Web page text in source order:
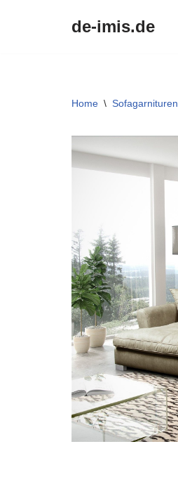
de-imis.de
Home \ Sofagarnituren